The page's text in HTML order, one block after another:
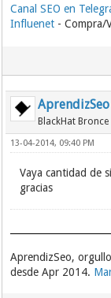
http://
http://
http://
http://
http://
http://
http://
http://
http://
http://
http://
http://
http://
http://
Canal SEO en
Influenet - Compra/
AprendizSeo
BlackHat Bronce
13-04-2014, 09:40 PM
Vaya cantidad de
gracias
AprendizSeo,
desde Apr 2014.